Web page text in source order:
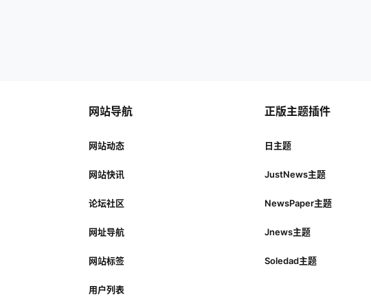
网站导航
网站动态
网站快讯
论坛社区
网址导航
网站标签
用户列表
正版主题插件
日主题
JustNews主题
NewsPaper主题
Jnews主题
Soledad主题